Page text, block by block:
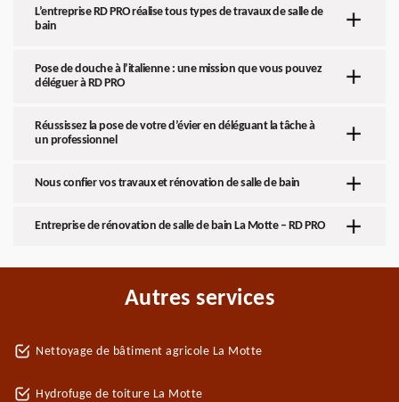
L’entreprise RD PRO réalise tous types de travaux de salle de
bain
Pose de douche à l’italienne : une mission que vous pouvez
déléguer à RD PRO
Réussissez la pose de votre d’évier en déléguant la tâche à
un professionnel
Nous confier vos travaux et rénovation de salle de bain
Entreprise de rénovation de salle de bain La Motte – RD PRO
Autres services
Nettoyage de bâtiment agricole La Motte
Hydrofuge de toiture La Motte